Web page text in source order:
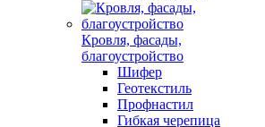
Кровля, фасады,
благоустройство
Шифер
Геотекстиль
Профнастил
Гибкая черепица